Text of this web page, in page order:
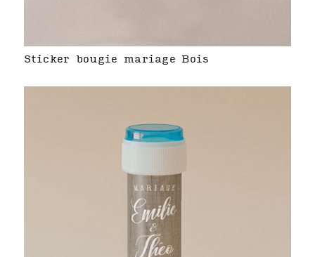
Sticker bougie mariage Bois